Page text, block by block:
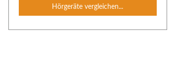
Hörgeräte vergleichen...